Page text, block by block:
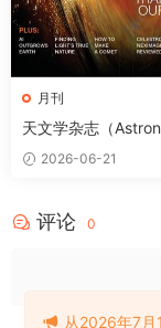
月刊
天文学杂志（
26年8月
2026-06-21
评论 0
从2026年7月